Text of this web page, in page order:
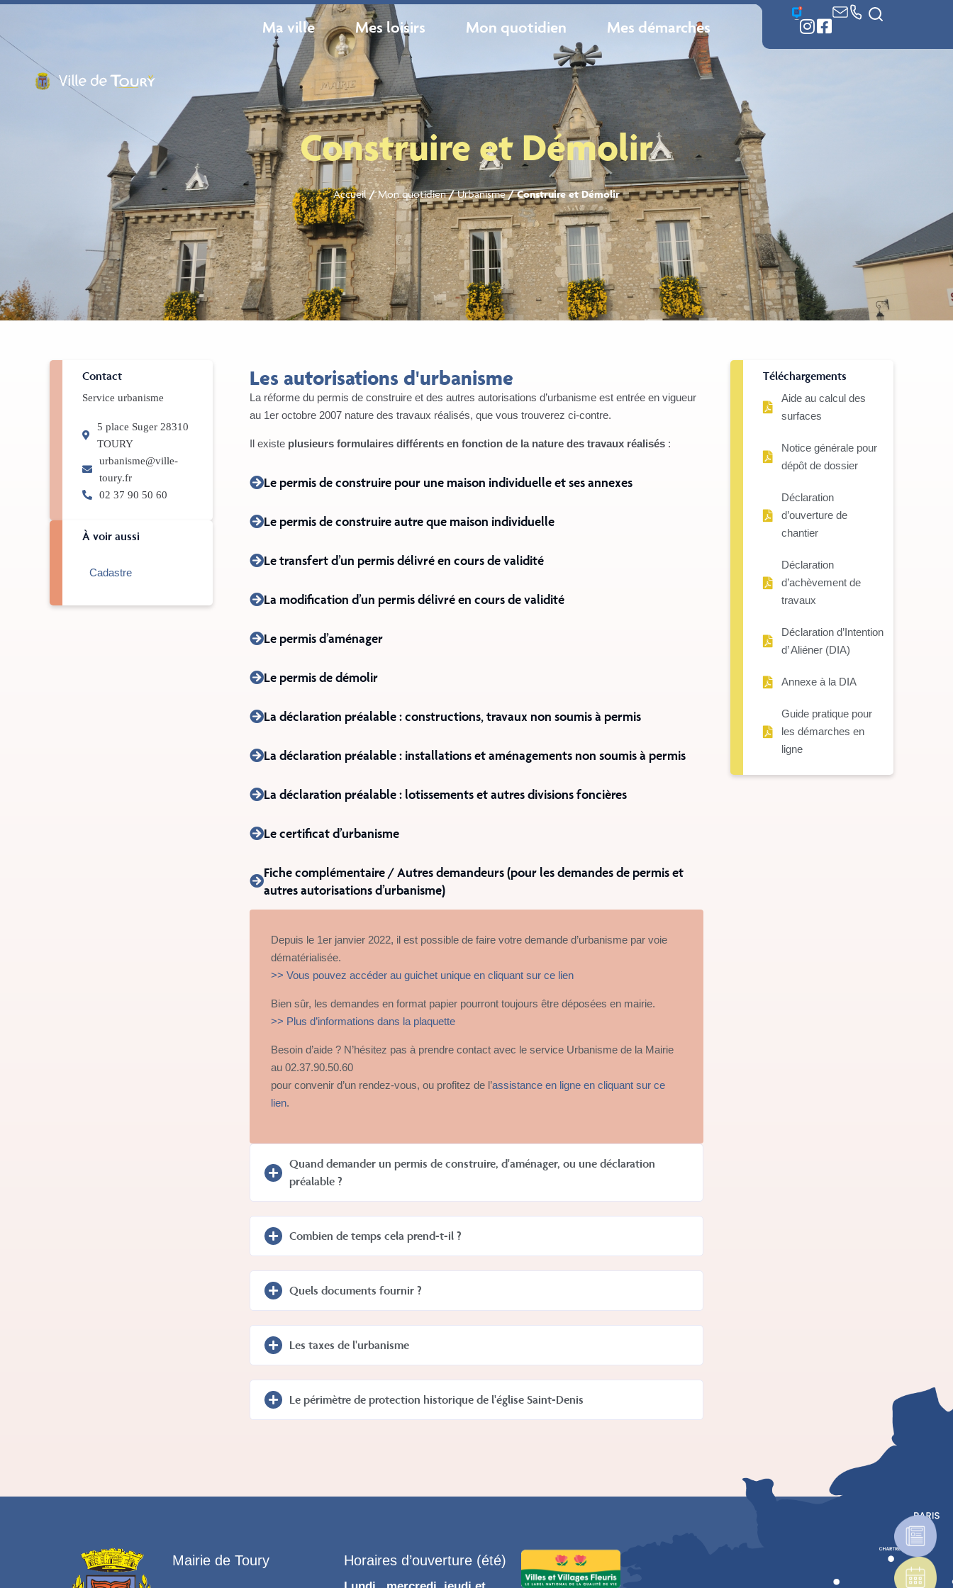
Ma ville Mes loisirs Mon quotidien Mes démarches
Construire et Démolir
Accueil/Mon quotidien/Urbanisme/Construire et Démolir
Contact
Service urbanisme
5 place Suger 28310
TOURY
urbanisme@ville-
toury.fr
02 37 90 50 60
À voir aussi
Cadastre
Les autorisations d'urbanisme
La réforme du permis de construire et des autres autorisations d’urbanisme est entrée en vigueur
au 1er octobre 2007 nature des travaux réalisés, que vous trouverez ci-contre.
Il existe plusieurs formulaires différents en fonction de la nature des travaux réalisés :
Le permis de construire pour une maison individuelle et ses annexes
Le permis de construire autre que maison individuelle
Le transfert d’un permis délivré en cours de validité
La modification d’un permis délivré en cours de validité
Le permis d’aménager
Le permis de démolir
La déclaration préalable : constructions, travaux non soumis à permis
La déclaration préalable : installations et aménagements non soumis à permis
La déclaration préalable : lotissements et autres divisions foncières
Le certificat d’urbanisme
Fiche complémentaire / Autres demandeurs (pour les demandes de permis et
autres autorisations d’urbanisme)
Depuis le 1er janvier 2022, il est possible de faire votre demande d’urbanisme par voie
dématérialisée.
>> Vous pouvez accéder au guichet unique en cliquant sur ce lien
Bien sûr, les demandes en format papier pourront toujours être déposées en mairie.
>> Plus d’informations dans la plaquette
Besoin d’aide ? N’hésitez pas à prendre contact avec le service Urbanisme de la Mairie
au 02.37.90.50.60
pour convenir d’un rendez-vous, ou profitez de l’assistance en ligne en cliquant sur ce
lien.
Quand demander un permis de construire, d'aménager, ou une déclaration
préalable ?
Combien de temps cela prend-t-il ?
Quels documents fournir ?
Les taxes de l'urbanisme
Le périmètre de protection historique de l'église Saint-Denis
Téléchargements
Aide au calcul des
surfaces
Notice générale pour
dépôt de dossier
Déclaration
d’ouverture de
chantier
Déclaration
d’achèvement de
travaux
Déclaration d’Intention
d’ Aliéner (DIA)
Annexe à la DIA
Guide pratique pour
les démarches en
ligne
Mairie de Toury Horaires d’ouverture (été)